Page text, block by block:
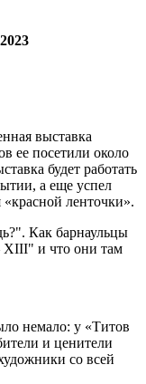
выставка
ее посетили около
будет работать
а еще успел
«красной ленточки».
немало: у «Титов
и ценители
со всей